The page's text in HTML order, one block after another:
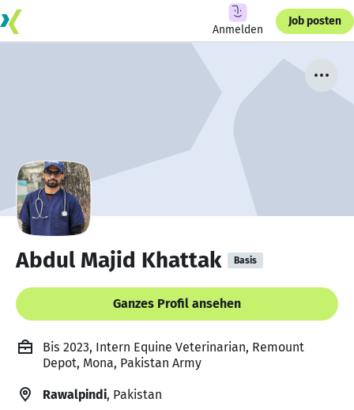
Anmelden
Job posten
Abdul Majid Khattak Basis
Ganzes Profil ansehen
Bis 2023, Intern Equine Veterinarian, Remount
Depot, Mona, Pakistan Army
Rawalpindi, Pakistan